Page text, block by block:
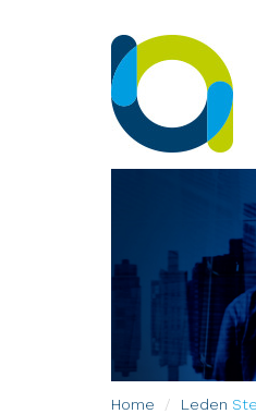
Home Leden